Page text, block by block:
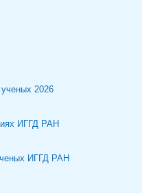
2026
ИГГД РАН
ИГГД РАН